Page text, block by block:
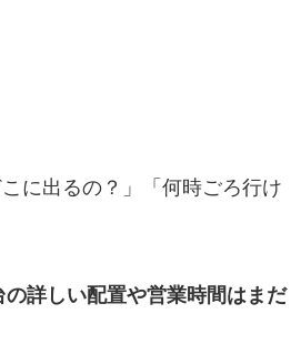
に出るの？」「何時ごろ行け
の詳しい配置や営業時間はまだ